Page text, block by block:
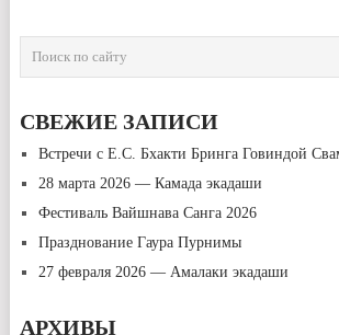
НАВИГАЦИЯ
ПО
ЗАПИСЯМ
СВЕЖИЕ ЗАПИСИ
Встречи с Е.С. Бхакти Бринга Говиндой
28 марта 2026 — Камада экадаши
Фестиваль Вайшнава Санга 2026
Празднование Гаура Пурнимы
27 февраля 2026 — Амалаки экадаши
АРХИВЫ